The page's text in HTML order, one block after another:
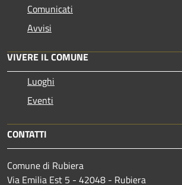
Comunicati
Avvisi
VIVERE IL COMUNE
Luoghi
Eventi
CONTATTI
Comune di Rubiera
Via Emilia Est 5 - 42048 - Rubiera